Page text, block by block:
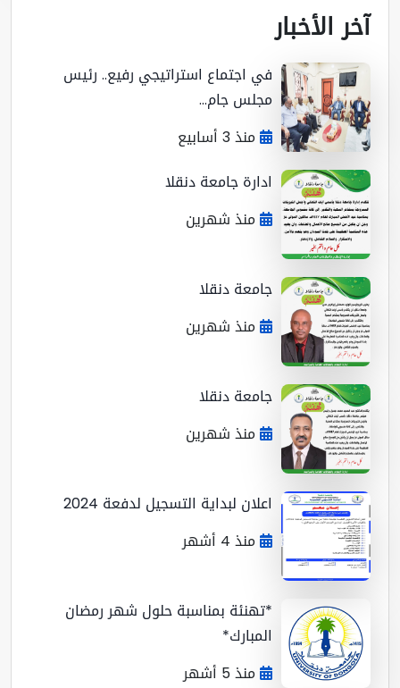
الأخبار
في اجتماع استراتيجي رفيع.. رئيس
مجلس جام...
منذ 3 أسابيع
ادارة جامعة دنقلا
منذ شهرين
جامعة دنقلا
منذ شهرين
جامعة دنقلا
منذ شهرين
اعلان لبداية التسجيل لدفعة 2024
منذ 4 أشهر
*تهنئة بمناسبة حلول شهر رمضان
المبارك*
منذ 5 أشهر